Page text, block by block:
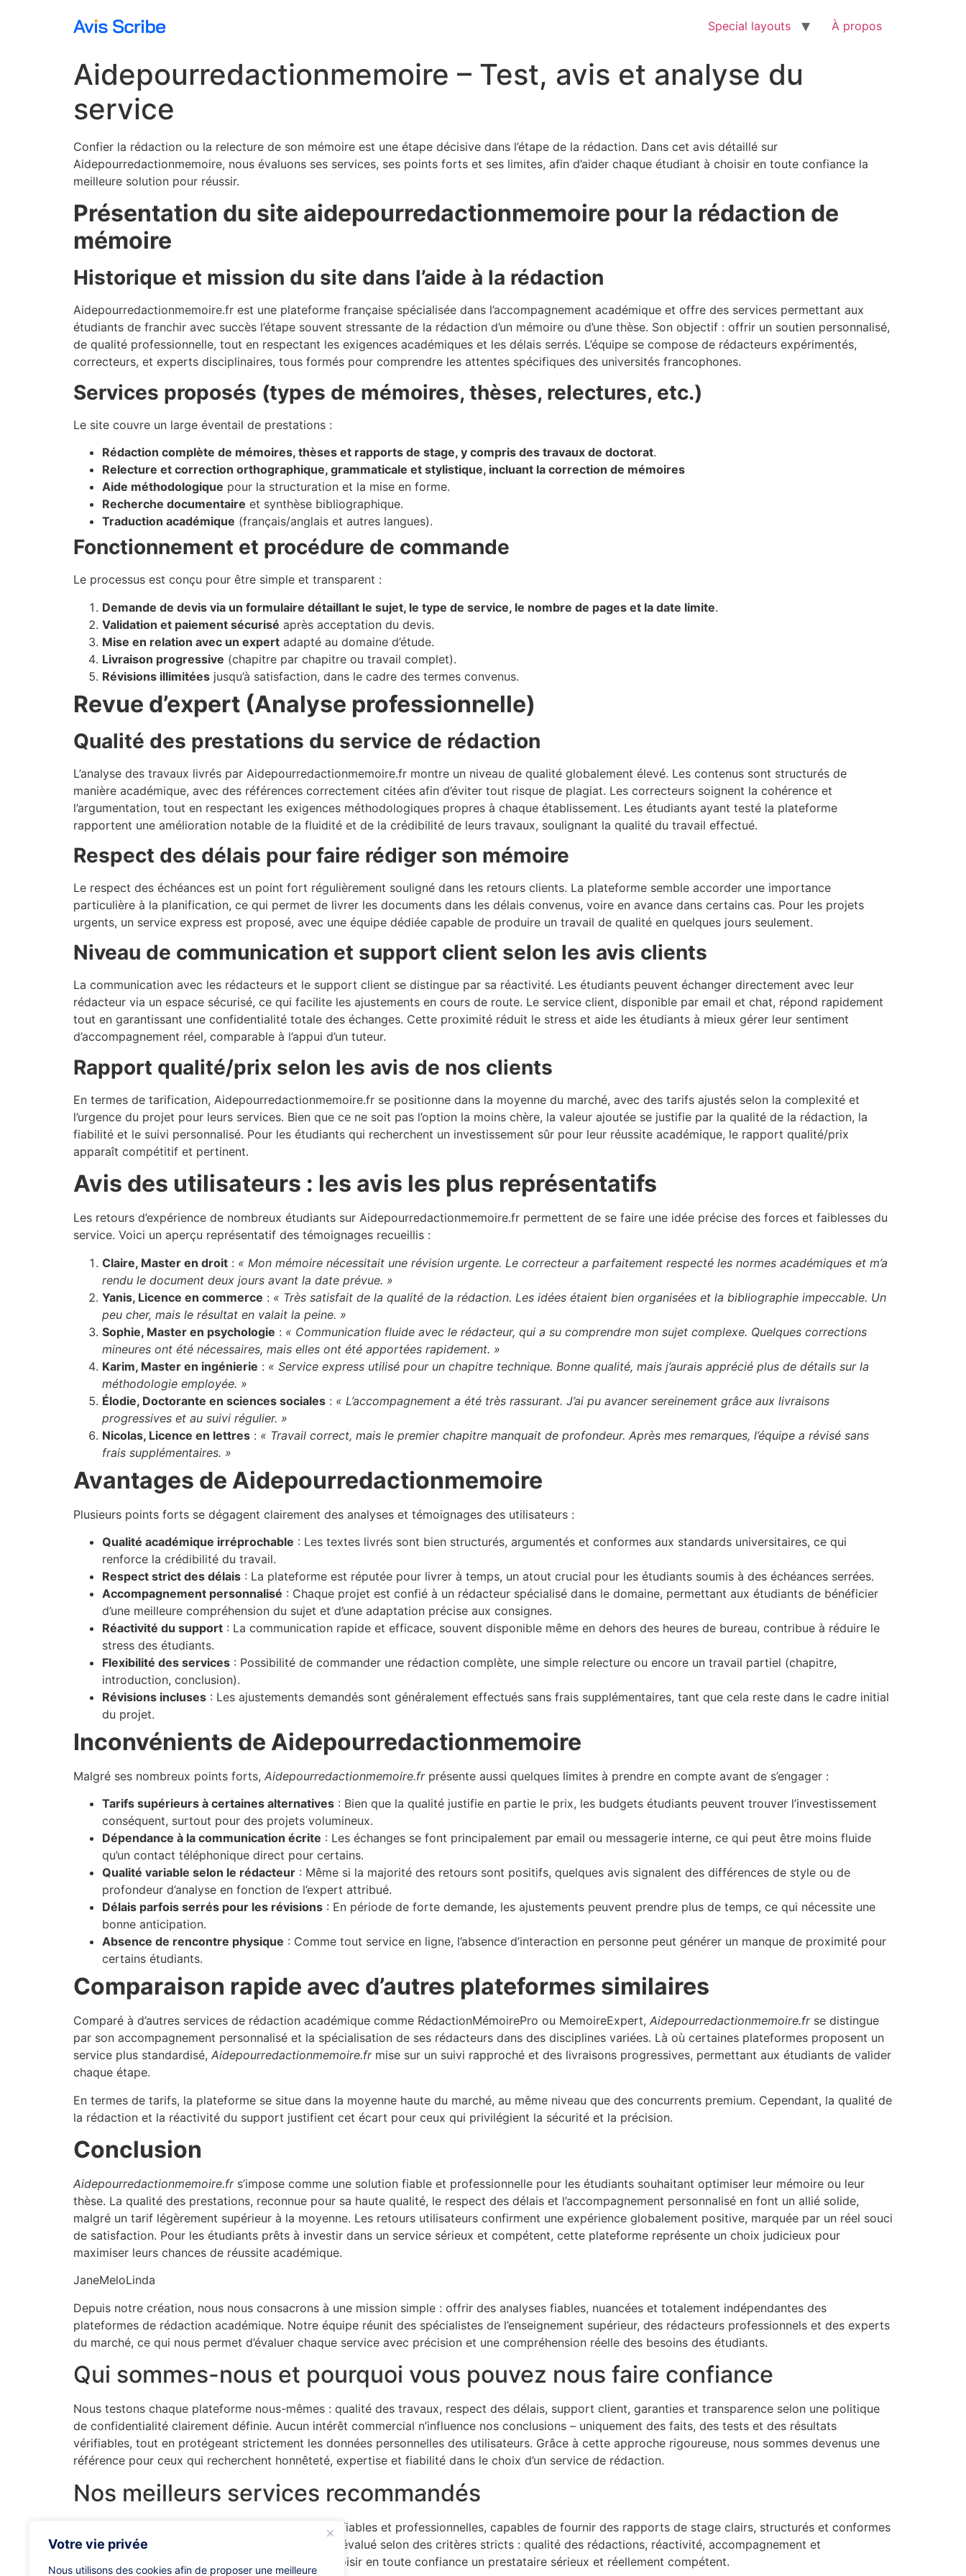
Votre vie privée
Nous utilisons des cookies afin de proposer une meilleure
Special layouts À propos
Aidepourredactionmemoire – Test, avis et analyse du
service
Confier la rédaction ou la relecture de son mémoire est une étape décisive dans l’étape de la rédaction. Dans cet avis détaillé sur
Aidepourredactionmemoire, nous évaluons ses services, ses points forts et ses limites, afin d’aider chaque étudiant à choisir en toute confiance la
meilleure solution pour réussir.
Présentation du site aidepourredactionmemoire pour la rédaction de
mémoire
Historique et mission du site dans l’aide à la rédaction
Aidepourredactionmemoire.fr est une plateforme française spécialisée dans l’accompagnement académique et offre des services permettant aux
étudiants de franchir avec succès l’étape souvent stressante de la rédaction d’un mémoire ou d’une thèse. Son objectif : offrir un soutien personnalisé,
de qualité professionnelle, tout en respectant les exigences académiques et les délais serrés. L’équipe se compose de rédacteurs expérimentés,
correcteurs, et experts disciplinaires, tous formés pour comprendre les attentes spécifiques des universités francophones.
Services proposés (types de mémoires, thèses, relectures, etc.)
Le site couvre un large éventail de prestations :
Rédaction complète de mémoires, thèses et rapports de stage, y compris des travaux de doctorat.
Relecture et correction orthographique, grammaticale et stylistique, incluant la correction de mémoires
Aide méthodologique pour la structuration et la mise en forme.
Recherche documentaire et synthèse bibliographique.
Traduction académique (français/anglais et autres langues).
Fonctionnement et procédure de commande
Le processus est conçu pour être simple et transparent :
Demande de devis via un formulaire détaillant le sujet, le type de service, le nombre de pages et la date limite.
Validation et paiement sécurisé après acceptation du devis.
Mise en relation avec un expert adapté au domaine d’étude.
Livraison progressive (chapitre par chapitre ou travail complet).
Révisions illimitées jusqu’à satisfaction, dans le cadre des termes convenus.
Revue d’expert (Analyse professionnelle)
Qualité des prestations du service de rédaction
L’analyse des travaux livrés par Aidepourredactionmemoire.fr montre un niveau de qualité globalement élevé. Les contenus sont structurés de
manière académique, avec des références correctement citées afin d’éviter tout risque de plagiat. Les correcteurs soignent la cohérence et
l’argumentation, tout en respectant les exigences méthodologiques propres à chaque établissement. Les étudiants ayant testé la plateforme
rapportent une amélioration notable de la fluidité et de la crédibilité de leurs travaux, soulignant la qualité du travail effectué.
Respect des délais pour faire rédiger son mémoire
Le respect des échéances est un point fort régulièrement souligné dans les retours clients. La plateforme semble accorder une importance
particulière à la planification, ce qui permet de livrer les documents dans les délais convenus, voire en avance dans certains cas. Pour les projets
urgents, un service express est proposé, avec une équipe dédiée capable de produire un travail de qualité en quelques jours seulement.
Niveau de communication et support client selon les avis clients
La communication avec les rédacteurs et le support client se distingue par sa réactivité. Les étudiants peuvent échanger directement avec leur
rédacteur via un espace sécurisé, ce qui facilite les ajustements en cours de route. Le service client, disponible par email et chat, répond rapidement
tout en garantissant une confidentialité totale des échanges. Cette proximité réduit le stress et aide les étudiants à mieux gérer leur sentiment
d’accompagnement réel, comparable à l’appui d’un tuteur.
Rapport qualité/prix selon les avis de nos clients
En termes de tarification, Aidepourredactionmemoire.fr se positionne dans la moyenne du marché, avec des tarifs ajustés selon la complexité et
l’urgence du projet pour leurs services. Bien que ce ne soit pas l’option la moins chère, la valeur ajoutée se justifie par la qualité de la rédaction, la
fiabilité et le suivi personnalisé. Pour les étudiants qui recherchent un investissement sûr pour leur réussite académique, le rapport qualité/prix
apparaît compétitif et pertinent.
Avis des utilisateurs : les avis les plus représentatifs
Les retours d’expérience de nombreux étudiants sur Aidepourredactionmemoire.fr permettent de se faire une idée précise des forces et faiblesses du
service. Voici un aperçu représentatif des témoignages recueillis :
Claire, Master en droit : « Mon mémoire nécessitait une révision urgente. Le correcteur a parfaitement respecté les normes académiques et m’a
rendu le document deux jours avant la date prévue. »
Yanis, Licence en commerce : « Très satisfait de la qualité de la rédaction. Les idées étaient bien organisées et la bibliographie impeccable. Un
peu cher, mais le résultat en valait la peine. »
Sophie, Master en psychologie : « Communication fluide avec le rédacteur, qui a su comprendre mon sujet complexe. Quelques corrections
mineures ont été nécessaires, mais elles ont été apportées rapidement. »
Karim, Master en ingénierie : « Service express utilisé pour un chapitre technique. Bonne qualité, mais j’aurais apprécié plus de détails sur la
méthodologie employée. »
Élodie, Doctorante en sciences sociales : « L’accompagnement a été très rassurant. J’ai pu avancer sereinement grâce aux livraisons
progressives et au suivi régulier. »
Nicolas, Licence en lettres : « Travail correct, mais le premier chapitre manquait de profondeur. Après mes remarques, l’équipe a révisé sans
frais supplémentaires. »
Avantages de Aidepourredactionmemoire
Plusieurs points forts se dégagent clairement des analyses et témoignages des utilisateurs :
Qualité académique irréprochable : Les textes livrés sont bien structurés, argumentés et conformes aux standards universitaires, ce qui
renforce la crédibilité du travail.
Respect strict des délais : La plateforme est réputée pour livrer à temps, un atout crucial pour les étudiants soumis à des échéances serrées.
Accompagnement personnalisé : Chaque projet est confié à un rédacteur spécialisé dans le domaine, permettant aux étudiants de bénéficier
d’une meilleure compréhension du sujet et d’une adaptation précise aux consignes.
Réactivité du support : La communication rapide et efficace, souvent disponible même en dehors des heures de bureau, contribue à réduire le
stress des étudiants.
Flexibilité des services : Possibilité de commander une rédaction complète, une simple relecture ou encore un travail partiel (chapitre,
introduction, conclusion).
Révisions incluses : Les ajustements demandés sont généralement effectués sans frais supplémentaires, tant que cela reste dans le cadre initial
du projet.
Inconvénients de Aidepourredactionmemoire
Malgré ses nombreux points forts, Aidepourredactionmemoire.frprésente aussi quelques limites à prendre en compte avant de s’engager :
Tarifs supérieurs à certaines alternatives : Bien que la qualité justifie en partie le prix, les budgets étudiants peuvent trouver l’investissement
conséquent, surtout pour des projets volumineux.
Dépendance à la communication écrite : Les échanges se font principalement par email ou messagerie interne, ce qui peut être moins fluide
qu’un contact téléphonique direct pour certains.
Qualité variable selon le rédacteur : Même si la majorité des retours sont positifs, quelques avis signalent des différences de style ou de
profondeur d’analyse en fonction de l’expert attribué.
Délais parfois serrés pour les révisions : En période de forte demande, les ajustements peuvent prendre plus de temps, ce qui nécessite une
bonne anticipation.
Absence de rencontre physique : Comme tout service en ligne, l’absence d’interaction en personne peut générer un manque de proximité pour
certains étudiants.
Comparaison rapide avec d’autres plateformes similaires
Comparé à d’autres services de rédaction académique comme RédactionMémoirePro ou MemoireExpert, Aidepourredactionmemoire.frse distingue
par son accompagnement personnalisé et la spécialisation de ses rédacteurs dans des disciplines variées. Là où certaines plateformes proposent un
service plus standardisé, Aidepourredactionmemoire.frmise sur un suivi rapproché et des livraisons progressives, permettant aux étudiants de valider
chaque étape.
En termes de tarifs, la plateforme se situe dans la moyenne haute du marché, au même niveau que des concurrents premium. Cependant, la qualité de
la rédaction et la réactivité du support justifient cet écart pour ceux qui privilégient la sécurité et la précision.
Conclusion
Aidepourredactionmemoire.frs’impose comme une solution fiable et professionnelle pour les étudiants souhaitant optimiser leur mémoire ou leur
thèse. La qualité des prestations, reconnue pour sa haute qualité, le respect des délais et l’accompagnement personnalisé en font un allié solide,
malgré un tarif légèrement supérieur à la moyenne. Les retours utilisateurs confirment une expérience globalement positive, marquée par un réel souci
de satisfaction. Pour les étudiants prêts à investir dans un service sérieux et compétent, cette plateforme représente un choix judicieux pour
maximiser leurs chances de réussite académique.
JaneMeloLinda
Depuis notre création, nous nous consacrons à une mission simple : offrir des analyses fiables, nuancées et totalement indépendantes des
plateformes de rédaction académique. Notre équipe réunit des spécialistes de l’enseignement supérieur, des rédacteurs professionnels et des experts
du marché, ce qui nous permet d’évaluer chaque service avec précision et une compréhension réelle des besoins des étudiants.
Qui sommes-nous et pourquoi vous pouvez nous faire confiance
Nous testons chaque plateforme nous-mêmes : qualité des travaux, respect des délais, support client, garanties et transparence selon une politique
de confidentialité clairement définie. Aucun intérêt commercial n’influence nos conclusions – uniquement des faits, des tests et des résultats
vérifiables, tout en protégeant strictement les données personnelles des utilisateurs. Grâce à cette approche rigoureuse, nous sommes devenus une
référence pour ceux qui recherchent honnêteté, expertise et fiabilité dans le choix d’un service de rédaction.
Nos meilleurs services recommandés
Nous avons sélectionné une liste de plateformes fiables et professionnelles, capables de fournir des rapports de stage clairs, structurés et conformes
aux attentes académiques. Chaque service a été évalué selon des critères stricts : qualité des rédactions, réactivité, accompagnement et
transparence. Cette sélection vous permet de choisir en toute confiance un prestataire sérieux et réellement compétent.